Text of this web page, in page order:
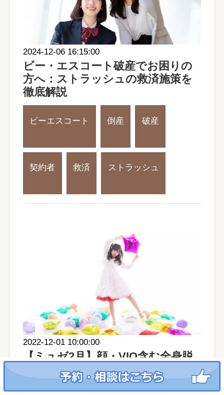
2024-12-06 16:15:00
ビー・エスコート破産でお困りの
方へ：ストラッシュの救済施策を
徹底解説
ビーエスコート 倒産 破産
契約者 救済 ストラッシュ
2022-12-01 10:00:00
【ミュゼ2月】顔・VIO含む全身脱
毛2回+美顔エステ3種各2回+両ワキ
+Vライン完了保証コース